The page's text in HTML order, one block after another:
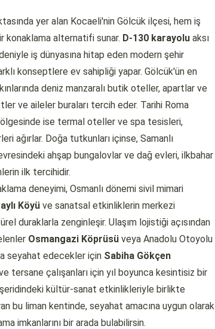
yer alan Kocaeli'nin Gölcük ilçesi, hem iş
konaklama alternatifi sunar. D-130 karayolu aksı
iş dünyasına hitap eden modern şehir
konseptlere ev sahipliği yapar. Gölcük'ün en
deniz manzaralı butik oteller, apartlar ve
ve aileler buraları tercih eder. Tarihi Roma
ise termal oteller ve spa tesisleri,
ağırlar. Doğa tutkunları içinse, Samanlı
ahşap bungalovlar ve dağ evleri, ilkbahar
ilk tercihidir.
deneyimi, Osmanlı dönemi sivil mimari
Köyü ve sanatsal etkinliklerin merkezi
duraklarla zenginleşir. Ulaşım lojistiği açısından
Osmangazi Köprüsü veya Anadolu Otoyolu
seyahat edecekler için Sabiha Gökçen
tersane çalışanları için yıl boyunca kesintisiz bir
kültür-sanat etkinlikleriyle birlikte
bu liman kentinde, seyahat amacına uygun olarak
imkanlarını bir arada bulabilirsin.